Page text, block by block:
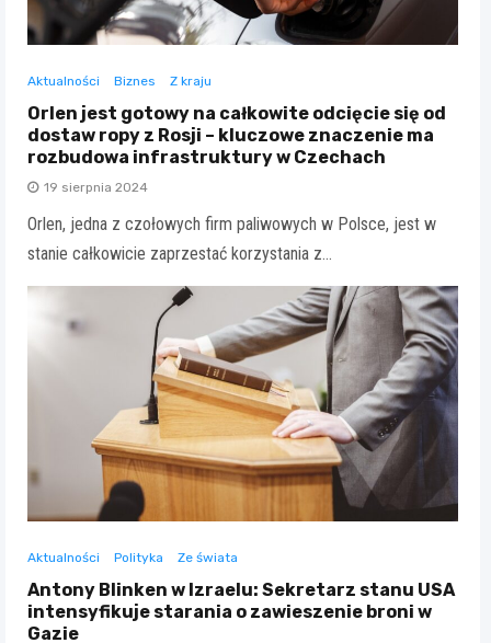
Aktualności Biznes Z kraju
Orlen jest gotowy na całkowite odcięcie się od
dostaw ropy z Rosji – kluczowe znaczenie ma
rozbudowa infrastruktury w Czechach
19 sierpnia 2024
Orlen, jedna z czołowych firm paliwowych w Polsce, jest w
stanie całkowicie zaprzestać korzystania z…
Aktualności Polityka Ze świata
Antony Blinken w Izraelu: Sekretarz stanu USA
intensyfikuje starania o zawieszenie broni w
Gazie